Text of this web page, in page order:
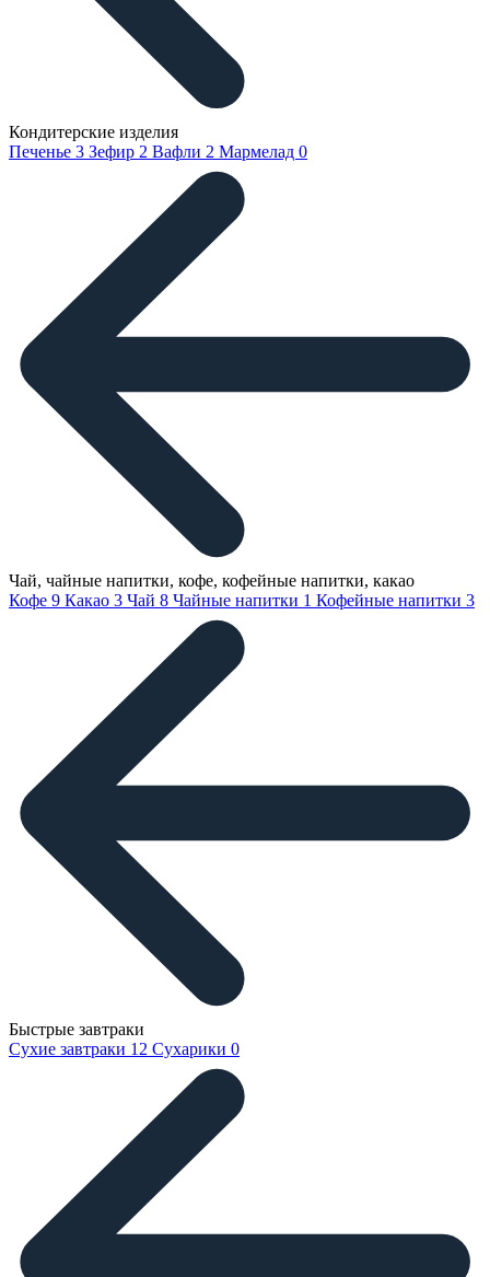
Кондитерские изделия
Печенье 3 Зефир 2 Вафли 2 Мармелад 0
Чай, чайные напитки, кофе, кофейные напитки, какао
Кофе 9 Какао 3 Чай 8 Чайные напитки 1 Кофейные напитки 3
Быстрые завтраки
Сухие завтраки 12 Сухарики 0